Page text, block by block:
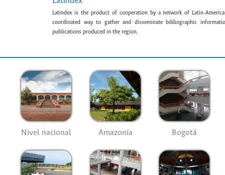
Latindex is the product of cooperation by a network of Latin-
coordinated way to gather and disseminate bibliographic
publications produced in the region.
Nivel nacional Amazonía Bogotá